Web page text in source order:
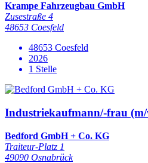
Krampe Fahrzeugbau GmbH
Zusestraße 4
48653 Coesfeld
48653 Coesfeld
2026
1 Stelle
Industriekaufmann/-frau
Bedford GmbH + Co. KG
Traiteur-Platz 1
49090 Osnabrück